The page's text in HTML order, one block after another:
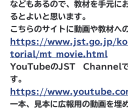
などもあるので、教材を手元に
るとよいと思います。
こちらのサイトに動画や教材へ
https://www.jst.go.jp/
torial/mt_movie.html
YouTubeのJST Channelで
す。
https://
一本、見本に広報用の動画を埋